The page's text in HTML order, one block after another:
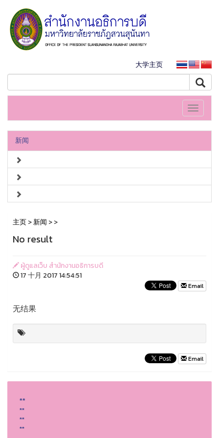
大学主页
Toggle
新闻
主页>新闻 >>
No result
ผู้ดูแลเว็บ สำนักงานอธิการบดี
17 十月 2017 14:54:51
Email
无结果
Email
**
**
**
**